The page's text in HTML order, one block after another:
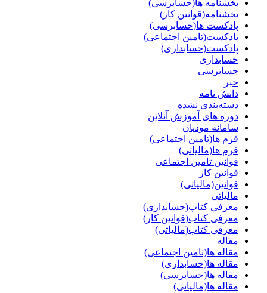
بخشنامه ها(حسابرسی)
بخشنامه(قوانین کار)
پادکست ها(حسابرسی)
پادکست(تامین اجتماعی)
پادکست(حسابداری)
حسابداری
حسابرسی
خبر
دانش نامه
دسته‌بندی نشده
دوره های آموزش آنلاین
سامانه مودیان
فرم ها(تامین اجتماعی)
فرم ها(مالیاتی)
قوانین تامین اجتماعی
قوانین کار
قوانین(مالیاتی)
مالیاتی
معرفی کتاب(حسابداری)
معرفی کتاب(قوانین کار)
معرفی کتاب(مالیاتی)
مقاله
مقاله ها(تامین اجتماعی)
مقاله ها(حسابداری)
مقاله ها(حسابرسی)
مقاله ها(مالیاتی)